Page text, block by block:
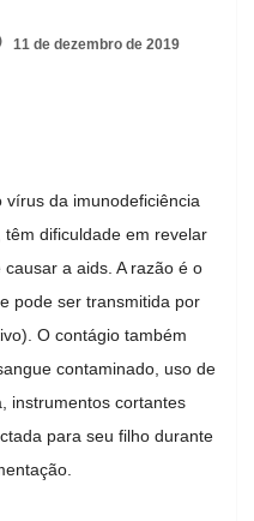
11 de dezembro de 2019
da imunodeficiência
dificuldade em revelar
a aids. A razão é o
pode ser transmitida por
O contágio também
contaminado, uso de
instrumentos cortantes
para seu filho durante